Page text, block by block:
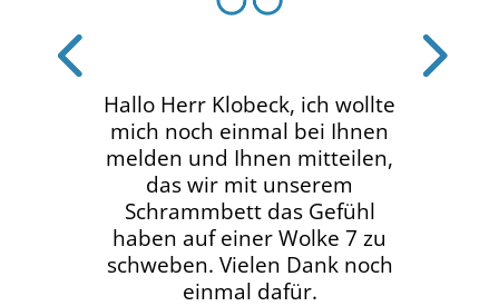
Hallo Herr Klobeck, ich wollte
mich noch einmal bei Ihnen
melden und Ihnen mitteilen,
das wir mit unserem
Schrammbett das Gefühl
haben auf einer Wolke 7 zu
schweben. Vielen Dank noch
einmal dafür.